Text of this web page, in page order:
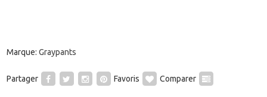
Marque: Graypants
Partager Favoris Comparer